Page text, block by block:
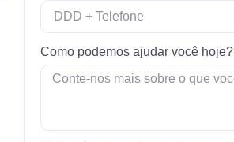
Como podemos ajudar você hoje?